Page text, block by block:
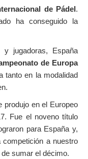
de Pádel.
ha conseguido la
y jugadoras, España
de Europa
tanto en la modalidad
produjo en el Europeo
Fue el noveno título
para España y,
a nuestro
sumar el décimo.